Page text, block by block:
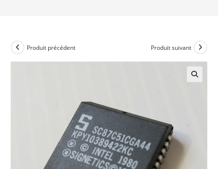
Produit précédent Produit suivant